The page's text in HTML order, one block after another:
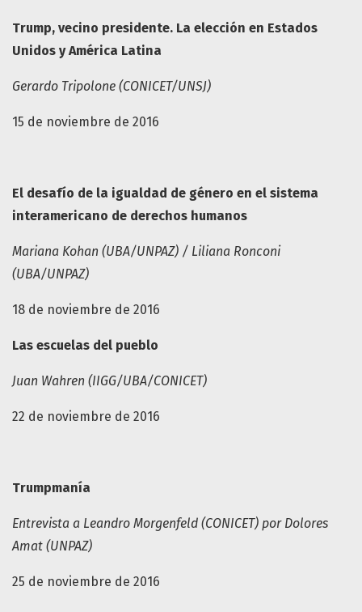
Trump, vecino presidente. La elección en Estados
Unidos y América Latina
Gerardo Tripolone (CONICET/UNSJ)
15 de noviembre de 2016
El desafío de la igualdad de género en el sistema
interamericano de derechos humanos
Mariana Kohan (UBA/UNPAZ) / Liliana Ronconi
(UBA/UNPAZ)
18 de noviembre de 2016
Las escuelas del pueblo
Juan Wahren (IIGG/UBA/CONICET)
22 de noviembre de 2016
Trumpmanía
Entrevista a Leandro Morgenfeld (CONICET) por Dolores
Amat (UNPAZ)
25 de noviembre de 2016